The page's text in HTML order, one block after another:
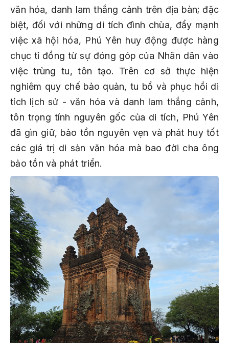
văn hóa, danh lam thắng cảnh trên địa bàn; đặc
biệt, đối với những di tích đình chùa, đẩy mạnh
việc xã hội hóa, Phú Yên huy động được hàng
chục tỉ đồng từ sự đóng góp của Nhân dân vào
việc trùng tu, tôn tạo. Trên cơ sở thực hiện
nghiêm quy chế bảo quản, tu bổ và phục hồi di
tích lịch sử - văn hóa và danh lam thắng cảnh,
tôn trọng tính nguyên gốc của di tích, Phú Yên
đã gìn giữ, bảo tồn nguyên vẹn và phát huy tốt
các giá trị di sản văn hóa mà bao đời cha ông
bảo tồn và phát triển.